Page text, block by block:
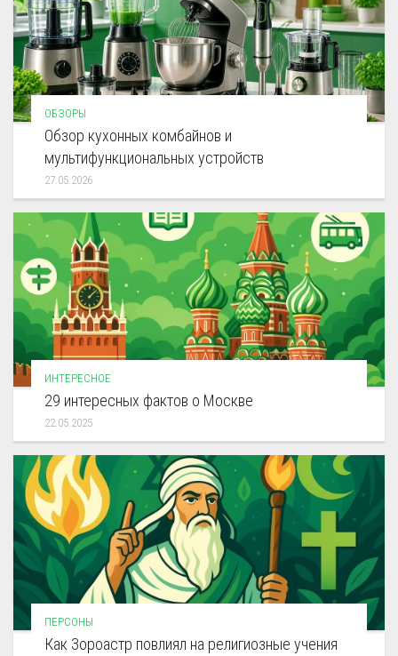
ОБЗОРЫ
Обзор кухонных комбайнов и
мультифункциональных устройств
27.05.2026
ИНТЕРЕСНОЕ
29 интересных фактов о Москве
22.05.2025
ПЕРСОНЫ
Как Зороастр повлиял на религиозные учения